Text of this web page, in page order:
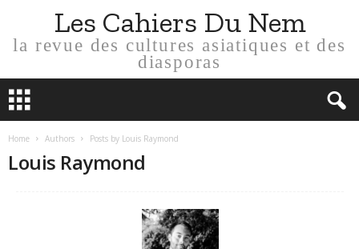
Les Cahiers Du Nem
la revue des cultures asiatiques et des
diasporas
Home Authors Posts by Louis Raymond
Louis Raymond